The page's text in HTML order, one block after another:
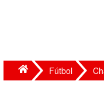
Fútbol